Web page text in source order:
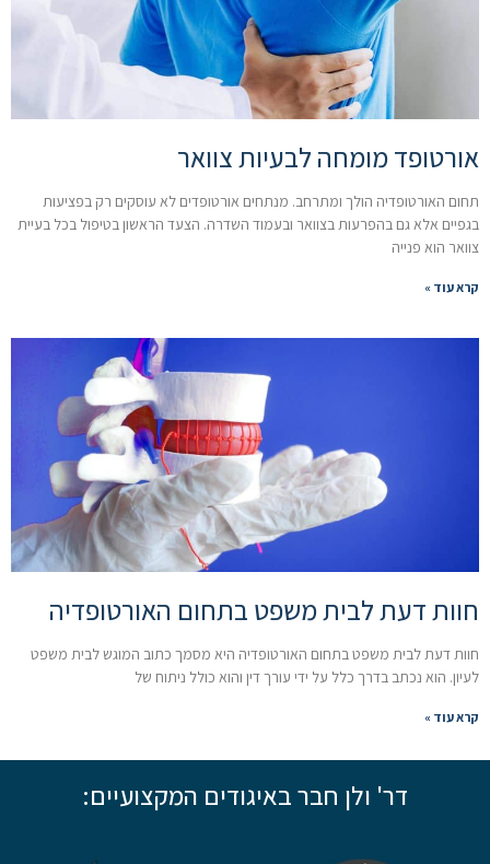
אורטופד מומחה לבעיות צוואר
תחום האורטופדיה הולך ומתרחב. מנתחים אורטופדים לא עוסקים רק בפציעות
בגפיים אלא גם בהפרעות בצוואר ובעמוד השדרה. הצעד הראשון בטיפול בכל בעיית
צוואר הוא פנייה
קרא עוד »
חוות דעת לבית משפט בתחום האורטופדיה
חוות דעת לבית משפט בתחום האורטופדיה היא מסמך כתוב המוגש לבית משפט
לעיון. הוא נכתב בדרך כלל על ידי עורך דין והוא כולל ניתוח של
קרא עוד »
דר' ולן חבר באיגודים המקצועיים: